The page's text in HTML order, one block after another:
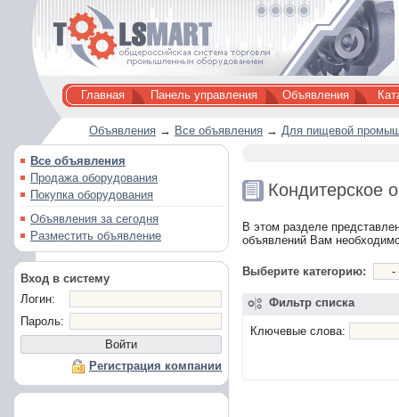
Главная Панель управления Объявления
Объявления → Все объявления → Для пищевой
Все объявления
Продажа оборудования
Покупка оборудования
Объявления за сегодня
Разместить объявление
Вход в систему
Логин:
Пароль:
Регистрация компании
Кондитерское
В этом разделе
объявлений Вам
Выберите категорию:
Фильтр списка
Ключевые слова: